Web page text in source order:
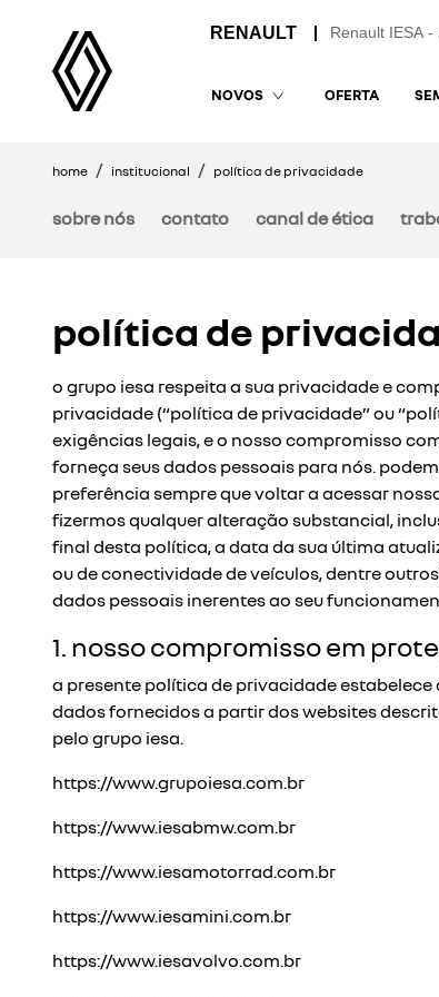
Renault IESA
NOVOS OFERTA
home institucional política de privacidade
sobre nós contato canal de ética
política de
o grupo iesa respeita a sua privacidade e
privacidade (“política de privacidade” ou
exigências legais, e o nosso compromisso
forneça seus dados pessoais para nós.
preferência sempre que voltar a acessar
fizermos qualquer alteração substancial,
final desta política, a data da sua última
ou de conectividade de veículos, dentre
dados pessoais inerentes ao seu
1. nosso compromisso em
a presente política de privacidade estabelece
dados fornecidos a partir dos websites
pelo grupo iesa.
https://www.grupoiesa.com.br
https://www.iesabmw.com.br
https://www.iesamotorrad.com.br
https://www.iesamini.com.br
https://www.iesavolvo.com.br